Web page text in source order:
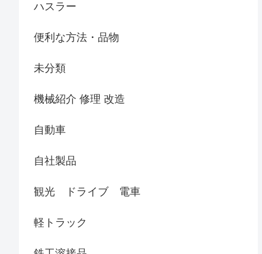
ハスラー
便利な方法・品物
未分類
機械紹介 修理 改造
自動車
自社製品
観光 ドライブ 電車
軽トラック